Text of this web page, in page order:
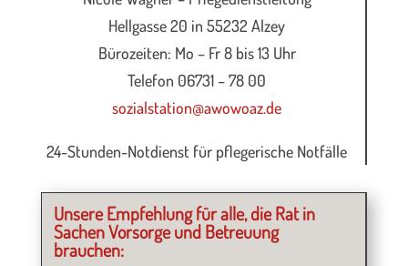
Hellgasse 20 in 55232 Alzey
Bürozeiten: Mo – Fr 8 bis 13 Uhr
Telefon 06731 – 78 00
sozialstation@awowoaz.de
24-Stunden-Notdienst für pflegerische Notfälle
Unsere Empfehlung für alle, die Rat in
Sachen Vorsorge und Betreuung
brauchen: